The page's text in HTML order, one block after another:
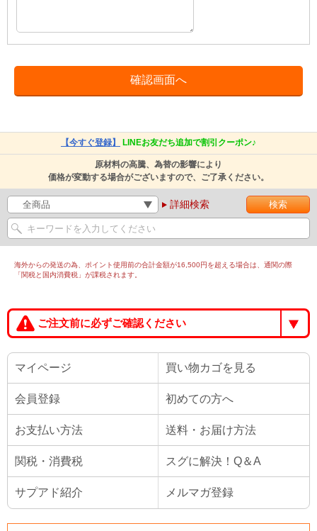
【今すぐ登録】 LINEお友だち追加で割引クーポン♪
原材料の高騰、為替の影響により
価格が変動する場合がございますので、ご了承ください。
詳細検索
海外からの発送の為、ポイント使用前の合計金額が16,500円を超える場合は、通関の際
「関税と国内消費税」が課税されます。
ご注文前に必ずご確認ください
マイページ 買い物カゴを見る
会員登録 初めての方へ
お支払い方法 送料・お届け方法
関税・消費税 スグに解決！Q＆A
サプアド紹介 メルマガ登録